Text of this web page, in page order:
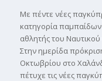
Με πέντε νέες
κατηγορία
αθλητής του
Στην ημερίδα
Οκτωβρίου στο
πέτυχε τις νέες